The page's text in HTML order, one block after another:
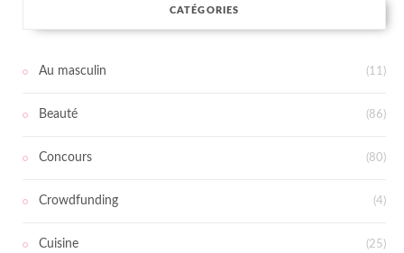
CATÉGORIES
Au masculin (11)
Beauté (86)
Concours (80)
Crowdfunding (4)
Cuisine (25)